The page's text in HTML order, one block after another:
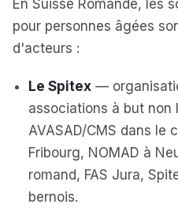
En Suisse Romande, les
pour personnes âgées
d'acteurs :
Le Spitex —
associations à but non
AVASAD/CMS dans le
Fribourg, NOMAD à
romand, FAS Jura,
bernois.